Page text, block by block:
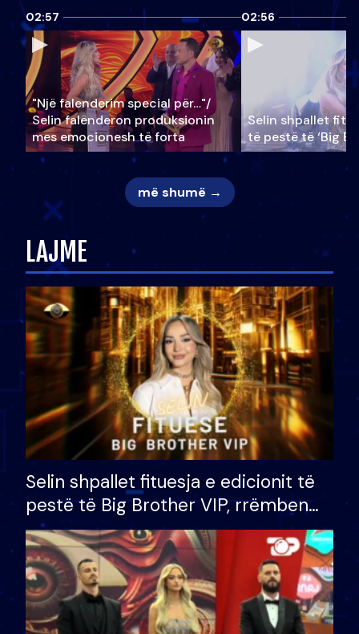
02:57
"Një falenderim special për…"/
Selin falënderon produksionin
mes emocionesh të forta
02:56
Selin shpallet
të pestë të ‘Big
më shumë →
LAJME
Selin shpallet fituesja e edicionit të
pestë të Big Brother VIP, rrëmben
çmimin e madh prej 100 mijë eurosh